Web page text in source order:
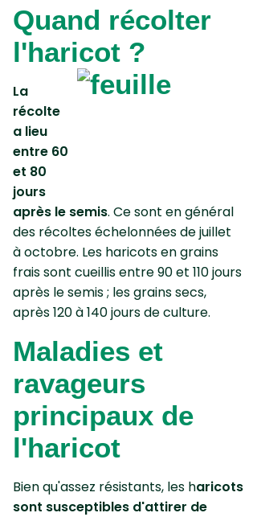
Quand récolter
l'haricot ?
La
récolte
a lieu
entre 60
et 80
jours
après le semis. Ce sont en général
des récoltes échelonnées de juillet
à octobre. Les haricots en grains
frais sont cueillis entre 90 et 110 jours
après le semis ; les grains secs,
après 120 à 140 jours de culture.
Maladies et
ravageurs
principaux de
l'haricot
Bien qu'assez résistants, les haricots
sont susceptibles d'attirer de